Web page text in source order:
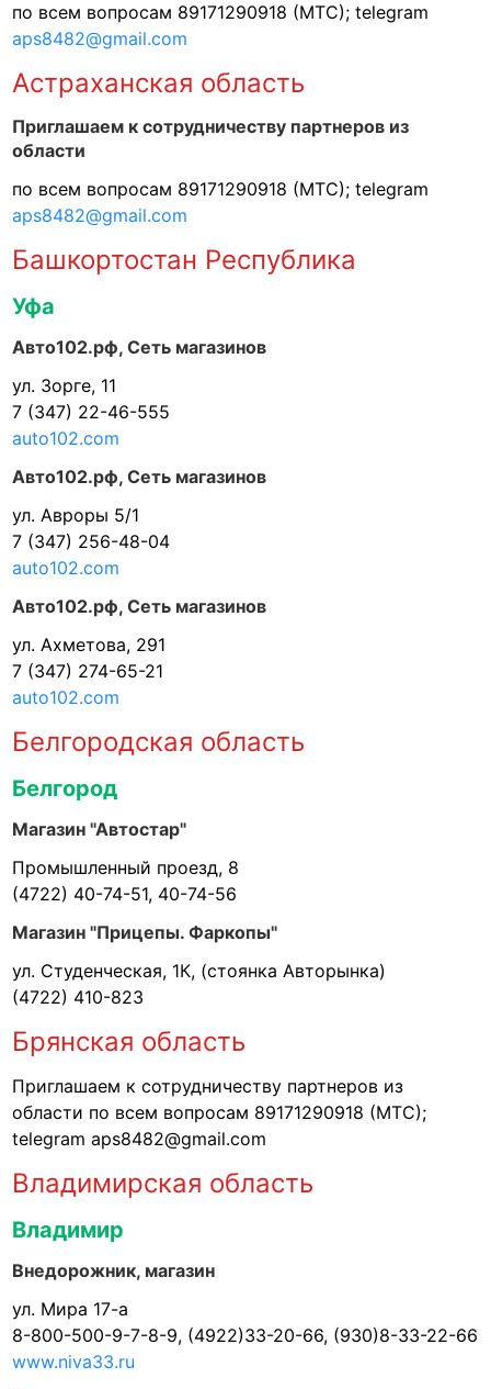
по всем вопросам 89171290918 (МТС); telegram
aps8482@gmail.com
Астраханская область
Приглашаем к сотрудничеству партнеров из
области
по всем вопросам 89171290918 (МТС); telegram
aps8482@gmail.com
Башкортостан Республика
Уфа
Авто102.рф, Сеть магазинов
ул. Зорге, 11
7 (347) 22-46-555
auto102.com
Авто102.рф, Сеть магазинов
ул. Авроры 5/1
7 (347) 256-48-04
auto102.com
Авто102.рф, Сеть магазинов
ул. Ахметова, 291
7 (347) 274-65-21
auto102.com
Белгородская область
Белгород
Магазин "Автостар"
Промышленный проезд, 8
(4722) 40-74-51, 40-74-56
Магазин "Прицепы. Фаркопы"
ул. Студенческая, 1К, (стоянка Авторынка)
(4722) 410-823
Брянская область
Приглашаем к сотрудничеству партнеров из
области по всем вопросам 89171290918 (МТС);
telegram aps8482@gmail.com
Владимирская область
Владимир
Внедорожник, магазин
ул. Мира 17-а
8-800-500-9-7-8-9, (4922)33-20-66, (930)8-33-22-66
www.niva33.ru